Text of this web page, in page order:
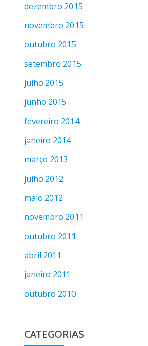
dezembro 2015
novembro 2015
outubro 2015
setembro 2015
julho 2015
junho 2015
fevereiro 2014
janeiro 2014
março 2013
julho 2012
maio 2012
novembro 2011
outubro 2011
abril 2011
janeiro 2011
outubro 2010
CATEGORIAS